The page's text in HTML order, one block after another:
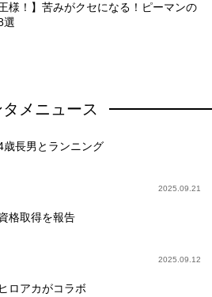
様！】苦みがクセになる！ピーマンの
選
メニュース
歳長男とランニング
2025.09.21
格取得を報告
2025.09.12
ロアカがコラボ